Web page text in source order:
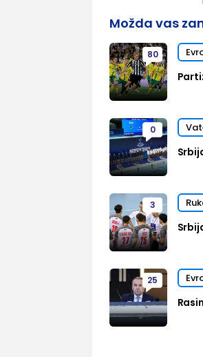
Možda vas
80
0
3
25